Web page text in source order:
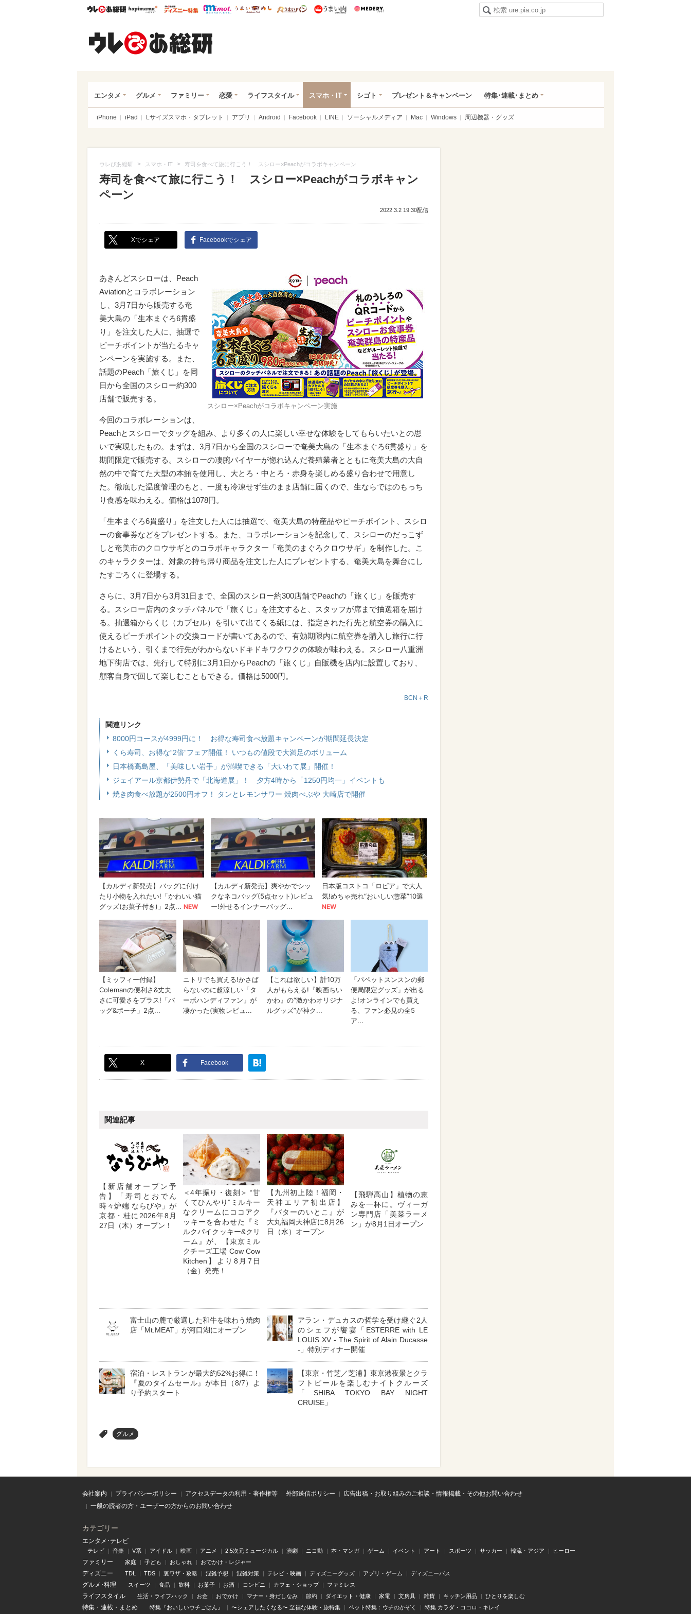
ウレぴあ総研ハピママ* ウレぴあ総研 ディズニー特集
mimot. うまいめし うまいパン うまい肉
エンタメ グルメ ファミリー 恋愛 ライフスタイル スマホ・IT シゴト プレゼント＆キャンペーン 特集･連載･まとめ
iPhone iPad Lサイズスマホ・タブレット アプリ Android Facebook LINE ソーシャルメディア Mac Windows 周辺機器・グッズ
ウレぴあ総研 > スマホ・IT > 寿司を食べて旅に行こう！ スシロー×Peachがコラボキャンペーン
寿司を食べて旅に行こう！ スシロー×Peachがコラボキャン
ペーン
2022.3.2 19:30配信
Xでシェア Facebookでシェア
スシロー×Peachがコラボキャンペーン実施
あきんどスシローは、Peach
Aviationとコラボレーション
し、3月7日から販売する奄
美大島の「生本まぐろ6貫盛
り」を注文した人に、抽選で
ピーチポイントが当たるキャ
ンペーンを実施する。また、
話題のPeach「旅くじ」を同
日から全国のスシロー約300
店舗で販売する。
今回のコラボレーションは、
Peachとスシローでタッグを組み、より多くの人に楽しい幸せな体験をしてもらいたいとの思
いで実現したもの。まずは、3月7日から全国のスシローで奄美大島の「生本まぐろ6貫盛り」を
期間限定で販売する。スシローの凄腕バイヤーが惚れ込んだ養殖業者とともに奄美大島の大自
然の中で育てた大型の本鮪を使用し、大とろ・中とろ・赤身を楽しめる盛り合わせで用意し
た。徹底した温度管理のもと、一度も冷凍せず生のまま店舗に届くので、生ならではのもっち
り食感を味わえる。価格は1078円。
「生本まぐろ6貫盛り」を注文した人には抽選で、奄美大島の特産品やピーチポイント、スシロ
ーの食事券などをプレゼントする。また、コラボレーションを記念して、スシローのだっこず
しと奄美市のクロウサギとのコラボキャラクター「奄美のまぐろクロウサギ」を制作した。こ
のキャラクターは、対象の持ち帰り商品を注文した人にプレゼントする、奄美大島を舞台にし
たすごろくに登場する。
さらに、3月7日から3月31日まで、全国のスシロー約300店舗でPeachの「旅くじ」を販売す
る。スシロー店内のタッチパネルで「旅くじ」を注文すると、スタッフが席まで抽選箱を届け
る。抽選箱からくじ（カプセル）を引いて出てくる紙には、指定された行先と航空券の購入に
使えるピーチポイントの交換コードが書いてあるので、有効期限内に航空券を購入し旅行に行
けるという、引くまで行先がわからないドキドキワクワクの体験が味わえる。スシロー八重洲
地下街店では、先行して特別に3月1日からPeachの「旅くじ」自販機を店内に設置しており、
顧客自身で回して楽しむこともできる。価格は5000円。
BCN＋R
関連リンク
8000円コースが4999円に！ お得な寿司食べ放題キャンペーンが期間延長決定
くら寿司、お得な“2倍”フェア開催！ いつもの値段で大満足のボリューム
日本橋高島屋、「美味しい岩手」が満喫できる「大いわて展」開催！
ジェイアール京都伊勢丹で「北海道展」！ 夕方4時から「1250円均一」イベントも
焼き肉食べ放題が2500円オフ！ タンとレモンサワー 焼肉べぶや 大崎店で開催
X Facebook
関連記事
【新店舗オープン予
告】「寿司とおでん
時々炉端 ならびや」が
京都・桂に2026年8月
27日（木）オープン！
＜4年振り・復刻＞ “甘
くてひんやり”ミルキー
なクリームにココアク
ッキーを合わせた『ミ
ルクパイクッキー&クリ
ーム』が、【東京ミル
クチーズ工場 Cow Cow
Kitchen】より8月7日
（金）発売！
【九州初上陸！福岡・
天神エリア初出店】
『バターのいとこ』が
大丸福岡天神店に8月26
日（水）オープン
【飛騨高山】植物の恵
みを一杯に。ヴィーガ
ン専門店「美菜ラーメ
ン」が8月1日オープン
富士山の麓で厳選した和牛を味わう焼肉
店「Mt.MEAT」が河口湖にオープン
アラン・デュカスの哲学を受け継ぐ2人
のシェフが饗宴「ESTERRE with LE
LOUIS XV - The Spirit of Alain Ducasse
-」特別ディナー開催
宿泊・レストランが最大約52%お得に！
『夏のタイムセール』が本日（8/7）よ
り予約スタート
【東京・竹芝／芝浦】東京港夜景とクラ
フトビールを楽しむナイトクルーズ
「SHIBA TOKYO BAY NIGHT
CRUISE」
グルメ
会社案内 プライバシーポリシー アクセスデータの利用・著作権等 外部送信ポリシー
広告出稿・お取り組みのご相談・情報掲載・その他お問い合わせ
一般の読者の方・ユーザーの方からのお問い合わせ
カテゴリー
エンタメ･テレビ
テレビ 音楽 V系 アイドル 映画 アニメ 2.5次元ミュージカル 演劇 ニコ動 本・マンガ ゲーム イベント アート スポーツ サッカー 韓流・アジア ヒーロー
ファミリー 家庭 子ども おしゃれ おでかけ・レジャー
ディズニー TDL TDS 裏ワザ・攻略 混雑予想 混雑対策 テレビ・映画 ディズニーグッズ アプリ・ゲーム ディズニーパス
グルメ･料理 スイーツ 食品 飲料 お菓子 お酒 コンビニ カフェ・ショップ ファミレス
ライフスタイル 生活・ライフハック お金 おでかけ マナー・身だしなみ 節約 ダイエット・健康 家電 文房具 雑貨 キッチン用品 ひとりを楽しむ
特集 ・ 連載 ・ まとめ 特集『おいしいウチごはん』 〜シェアしたくなる〜 至福な体験・旅特集 ペット特集：ウチのかぞく 特集 カラダ・ココロ・キレイ